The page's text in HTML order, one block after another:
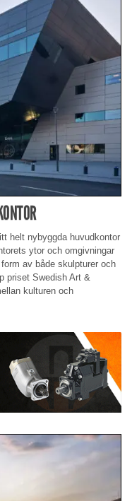
helt nybyggda huvudkontor
ytor och omgivningar
av både skulpturer och
priset Swedish Art &
kulturen och